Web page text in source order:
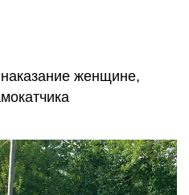
женщине,